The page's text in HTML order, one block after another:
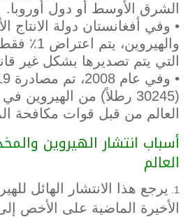
الشرق الأوسط أو دول أوروبا.
• وفي أفغانستان دولة الانتاج
والهيروين،
التي يتم تصديرها بشكل غير
(30245 رطلاً) من
العالم من قبل قوات مكافحة
أسباب انتشار الهيروين
العالم
يرجع هذا الانتشار الهائل
الأخيرة الماضية على الأخص